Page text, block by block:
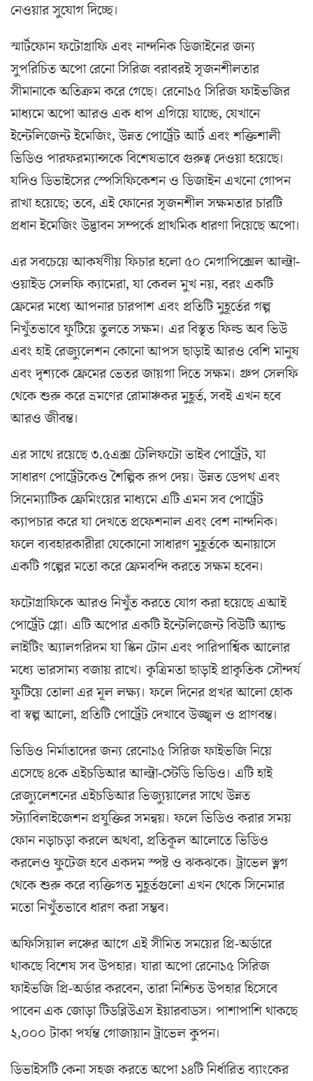
নেওয়ার সুযোগ দিচ্ছে।
স্মার্টফোন ফটোগ্রাফি এবং নান্দনিক ডিজাইনের জন্য
সুপরিচিত অপো রেনো সিরিজ বরাবরই সৃজনশীলতার
সীমানাকে অতিক্রম করে গেছে। রেনো১৫ সিরিজ ফাইভজির
মাধ্যমে অপো আরও এক ধাপ এগিয়ে যাচ্ছে, যেখানে
ইন্টেলিজেন্ট ইমেজিং, উন্নত পোর্ট্রেট আর্ট এবং শক্তিশালী
ভিডিও পারফরম্যান্সকে বিশেষভাবে গুরুত্ব দেওয়া হয়েছে।
যদিও ডিভাইসের স্পেসিফিকেশন ও ডিজাইন এখনো গোপন
রাখা হয়েছে; তবে, এই ফোনের সৃজনশীল সক্ষমতার চারটি
প্রধান ইমেজিং উদ্ভাবন সম্পর্কে প্রাথমিক ধারণা দিয়েছে অপো।
এর সবচেয়ে আকর্ষণীয় ফিচার হলো ৫০ মেগাপিক্সেল আল্ট্রা-
ওয়াইড সেলফি ক্যামেরা, যা কেবল মুখ নয়, বরং একটি
ফ্রেমের মধ্যে আপনার চারপাশ এবং প্রতিটি মুহূর্তের গল্প
নিখুঁতভাবে ফুটিয়ে তুলতে সক্ষম। এর বিস্তৃত ফিল্ড অব ভিউ
এবং হাই রেজ্যুলেশন কোনো আপস ছাড়াই আরও বেশি মানুষ
এবং দৃশ্যকে ফ্রেমের ভেতর জায়গা দিতে সক্ষম। গ্রুপ সেলফি
থেকে শুরু করে ভ্রমণের রোমাঞ্চকর মুহূর্ত, সবই এখন হবে
আরও জীবন্ত।
এর সাথে রয়েছে ৩.৫এক্স টেলিফটো ভাইব পোর্ট্রেট, যা
সাধারণ পোর্ট্রেটকেও শৈল্পিক রূপ দেয়। উন্নত ডেপথ এবং
সিনেম্যাটিক ফ্রেমিংয়ের মাধ্যমে এটি এমন সব পোর্ট্রেট
ক্যাপচার করে যা দেখতে প্রফেশনাল এবং বেশ নান্দনিক।
ফলে ব্যবহারকারীরা যেকোনো সাধারণ মুহূর্তকে অনায়াসে
একটি গল্পের মতো করে ফ্রেমবন্দি করতে সক্ষম হবেন।
ফটোগ্রাফিকে আরও নিখুঁত করতে যোগ করা হয়েছে এআই
পোর্ট্রেট গ্লো। এটি অপোর একটি ইন্টেলিজেন্ট বিউটি অ্যান্ড
লাইটিং অ্যালগরিদম যা স্কিন টোন এবং পারিপার্শ্বিক আলোর
মধ্যে ভারসাম্য বজায় রাখে। কৃত্রিমতা ছাড়াই প্রাকৃতিক সৌন্দর্য
ফুটিয়ে তোলা এর মূল লক্ষ্য। ফলে দিনের প্রখর আলো হোক
বা স্বল্প আলো, প্রতিটি পোর্ট্রেট দেখাবে উজ্জ্বল ও প্রাণবন্ত।
ভিডিও নির্মাতাদের জন্য রেনো১৫ সিরিজ ফাইভজি নিয়ে
এসেছে ৪কে এইচডিআর আল্ট্রা-স্টেডি ভিডিও। এটি হাই
রেজ্যুলেশনের এইচডিআর ভিজ্যুয়ালের সাথে উন্নত
স্ট্যাবিলাইজেশন প্রযুক্তির সমন্বয়। ফলে ভিডিও করার সময়
ফোন নড়াচড়া করলে অথবা, প্রতিকূল আলোতে ভিডিও
করলেও ফুটেজ হবে একদম স্পষ্ট ও ঝকঝকে। ট্রাভেল ভ্লগ
থেকে শুরু করে ব্যক্তিগত মুহূর্তগুলো এখন থেকে সিনেমার
মতো নিখুঁতভাবে ধারণ করা সম্ভব।
অফিসিয়াল লঞ্চের আগে এই সীমিত সময়ের প্রি-অর্ডারে
থাকছে বিশেষ সব উপহার। যারা অপো রেনো১৫ সিরিজ
ফাইভজি প্রি-অর্ডার করবেন, তারা নিশ্চিত উপহার হিসেবে
পাবেন এক জোড়া টিডব্লিউএস ইয়ারবাডস। পাশাপাশি থাকছে
২,০০০ টাকা পর্যন্ত গোজায়ান ট্রাভেল কুপন।
ডিভাইসটি কেনা সহজ করতে অপো ১৪টি নির্ধারিত ব্যাংকের